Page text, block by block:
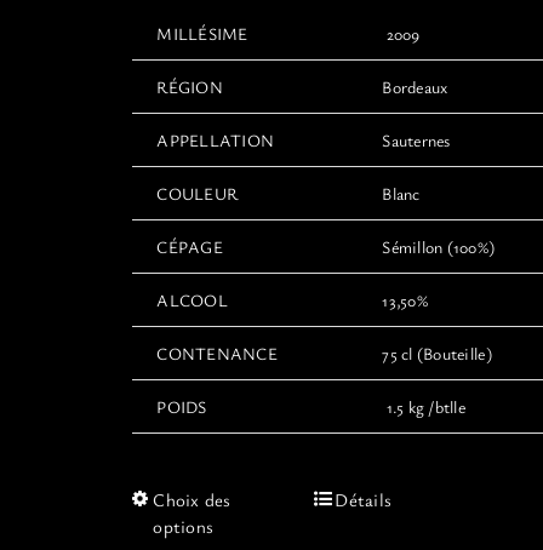
MILLÉSIME 2009
RÉGION Bordeaux
APPELLATION Sauternes
COULEUR Blanc
CÉPAGE Sémillon (100%)
ALCOOL 13,50%
CONTENANCE 75 cl (Bouteille)
POIDS 1.5 kg /btlle
Choix des
options
CeDétails